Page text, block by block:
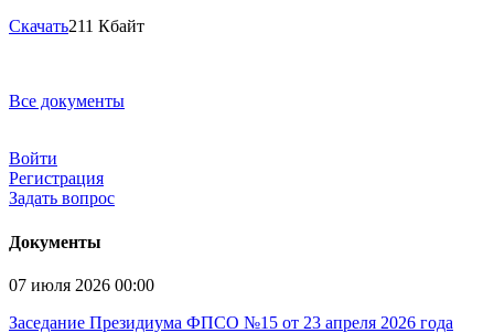
Скачать211 Кбайт
Все документы
Войти
Регистрация
Задать вопрос
Документы
07 июля 2026 00:00
Заседание Президиума ФПСО №15 от 23 апреля 2026 года